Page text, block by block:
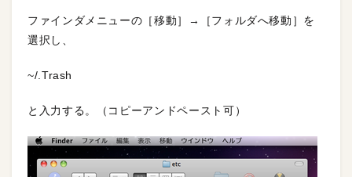
ファインダメニューの［移動］→［フォルダへ移動］を
選択し、
~/.Trash
と入力する。（コピーアンドペースト可）